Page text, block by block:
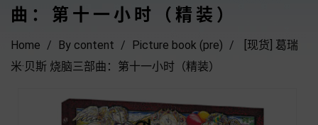
曲：第十一小时（精装）
Home By content Picture book (pre)
[现货] 葛瑞
米·贝斯 烧脑三部曲：第十一小时（精装）